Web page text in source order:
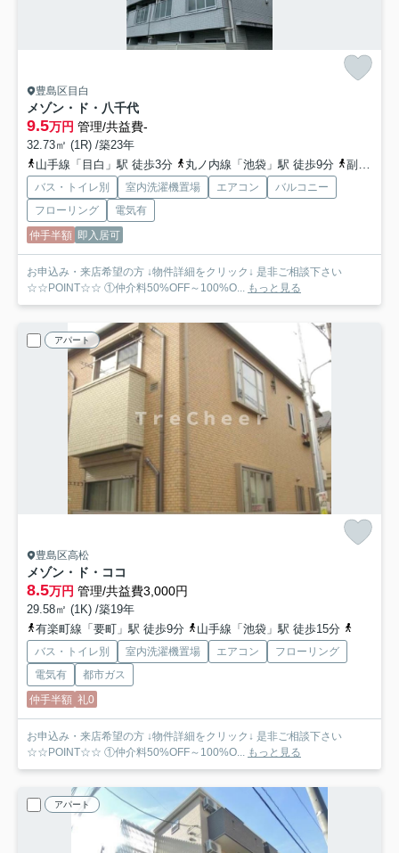
豊島区目白
メゾン・ド・八千代
9.5万円 管理/共益費-
32.73㎡ (1R) /築23年
山手線「目白」駅 徒歩3分
丸ノ内線「池袋」駅 徒歩9分 副都心線「雑司が谷」駅 徒歩12分
バス・トイレ別 室内洗濯機置場 エアコン
バルコニー
フローリング
電気有
仲手半額 即入居可
お申込み・来店希望の方 ↓物件詳細をクリック↓ 是非ご相談下さい
☆☆POINT☆☆ ①仲介料50%OFF～100%O... もっと見る
アパート
豊島区高松
メゾン・ド・ココ
8.5万円 管理/共益費3,000円
29.58㎡ (1K) /築19年
有楽町線「要町」駅 徒歩9分
山手線「池袋」駅 徒歩15分
バス・トイレ別 室内洗濯機置場 エアコン
フローリング
電気有
都市ガス
仲手半額 礼0
お申込み・来店希望の方 ↓物件詳細をクリック↓ 是非ご相談下さい
☆☆POINT☆☆ ①仲介料50%OFF～100%O... もっと見る
アパート